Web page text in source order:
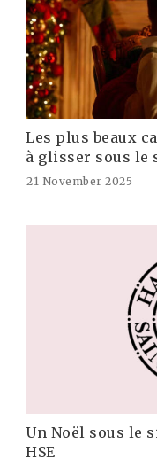
Les plus beaux
à glisser sous le
21 November 2025
Un Noël sous le
HSE